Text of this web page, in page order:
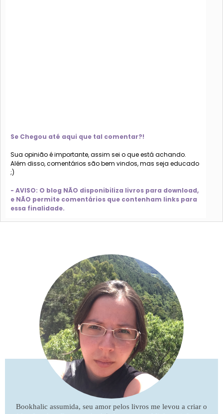
Se Chegou até aqui que tal comentar?!
Sua opinião é importante, assim sei o que está achando.
Além disso, comentários são bem vindos, mas seja educado
;)
- AVISO: O blog NÃO disponibiliza livros para download,
e NÃO permite comentários que contenham links para
essa finalidade.
Bookhalic assumida, seu amor pelos livros me levou a criar o